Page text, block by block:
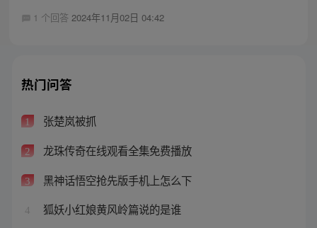
1 个回答 2024年11月02日 04:42
热门问答
1 张楚岚被抓
2 龙珠传奇在线观看全集免费播放
3 黑神话悟空抢先版手机上怎么下
4 狐妖小红娘黄风岭篇说的是谁